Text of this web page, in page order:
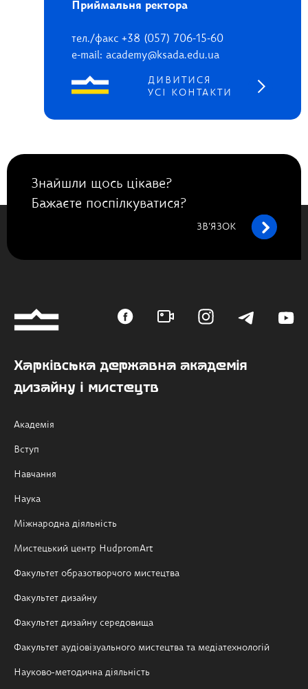
Приймальня ректора
тел./факс +38 (057) 706-15-60
e-mail: academy@ksada.edu.ua
ДИВИТИСЯ
УСІ КОНТАКТИ
Знайшли щось цікаве?
Бажаєте поспілкуватися?
ЗВ’ЯЗОК
Харківська державна академія
дизайну і мистецтв
Академія
Вступ
Навчання
Наука
Міжнародна діяльність
Мистецький центр HudpromArt
Факультет образотворчого мистецтва
Факультет дизайну
Факультет дизайну середовища
Факультет аудіовізуального мистецтва та медіатехнологій
Науково-методична діяльність